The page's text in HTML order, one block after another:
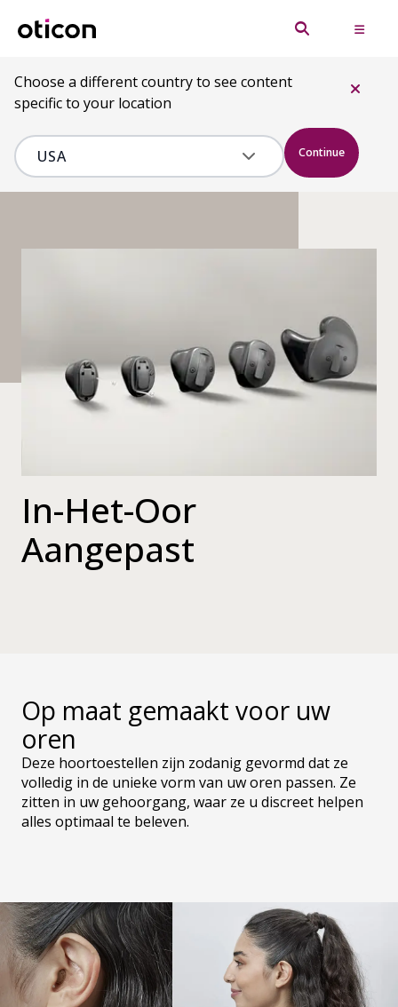
Choose a different country to see content
specific to your location
Continue
In-Het-Oor
Aangepast
Op maat gemaakt voor uw
oren
Deze hoortoestellen zijn zodanig gevormd dat ze
volledig in de unieke vorm van uw oren passen. Ze
zitten in uw gehoorgang, waar ze u discreet helpen
alles optimaal te beleven.